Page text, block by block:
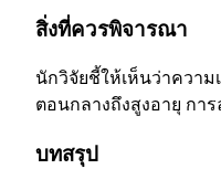
สิ่งที่ควรพิจารณา
นักวิจัยชี้ให้เห็นว่าควา
ตอนกลางถึงสูงอายุ กา
บทสรุป